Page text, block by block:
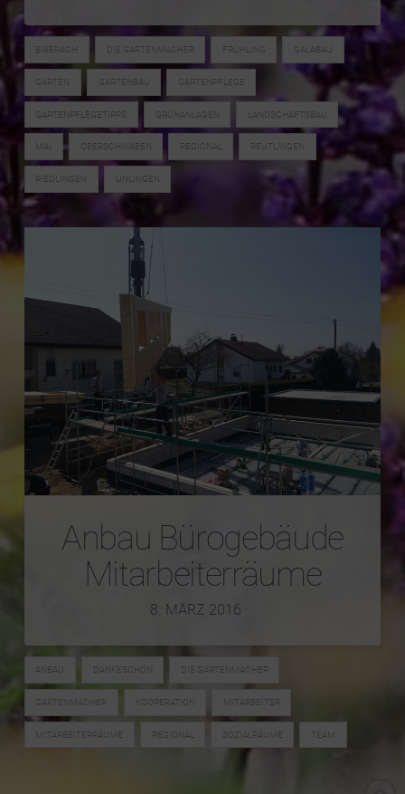
BIBERACH DIE GARTENMACHER FRÜHLING GALABAU
GARTEN GARTENBAU GARTENPFLEGE
GARTENPFLEGETIPPS GRÜNANLAGEN LANDSCHAFTSBAU
MAI OBERSCHWABEN REGIONAL REUTLINGEN
RIEDLINGEN UNLINGEN
Anbau Bürogebäude
Mitarbeiterräume
8. MÄRZ 2016
ANBAU DANKESCHÖN DIE GARTENMACHER
GARTENMACHER KOOPERATION MITARBEITER
MITARBEITERRÄUME REGIONAL SOZIALRÄUME TEAM